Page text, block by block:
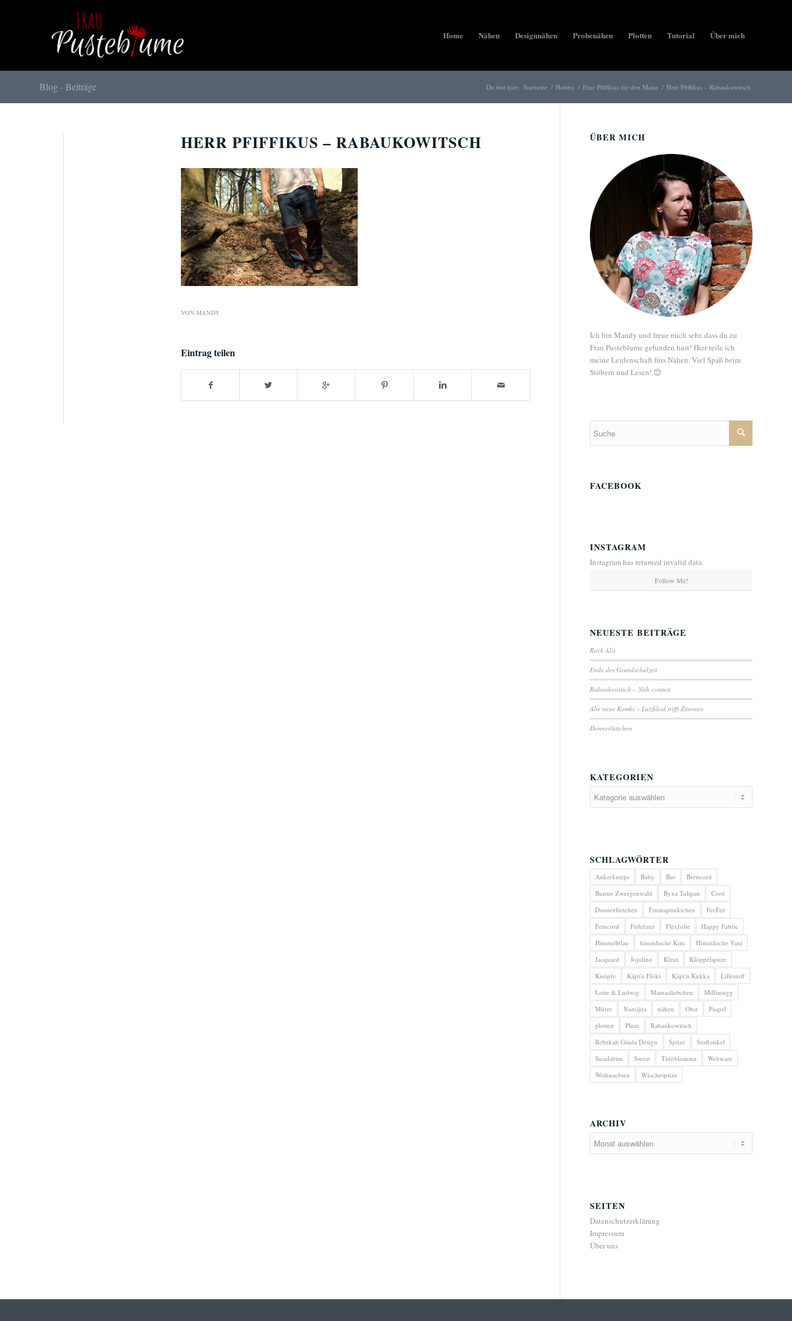
Home Nähen Designnähen Probenähen Plotten Tutorial Über mich
Blog - Beiträge Du bist hier: Startseite / Hobby / Eine Pfiffikus für den Mann / Herr Pfiffikus – Rabaukowitsch
HERR PFIFFIKUS – RABAUKOWITSCH
VON MANDY
Eintrag teilen
ÜBER MICH
Ich bin Mandy und freue mich sehr, dass du zu
Frau Pusteblume gefunden hast! Hier teile ich
meine Leidenschaft fürs Nähen. Viel Spaß beim
Stöbern und Lesen! 😊
FACEBOOK
INSTAGRAM
Instagram has returned invalid data.
Follow Me!
NEUESTE BEITRÄGE
Rock Alix
Ende der Grundschulzeit
Rabaukowitsch – Näh-contest
Alte neue Kombi – Latzkleid trifft Zitronen
Donnerlüttchen
KATEGORIEN
SCHLAGWÖRTER
Ankerknirps Baby Bio
Breitcord
Bunter Zwergenwald
Byxa Tulipan
Cord
Donnerlüttchen
Emmapünktchen
FeeFee
Feincord
Firlefanz Flexfolie
Happy Fabric
Himmelblau
himmlische Kim
Himmlische Vani
Jacquard
Jojolino Kleid
Klöppelspitze
Knöpfe
Käpt'n Flóki Käpt'n Kukka
Lillestoff
Lotte & Ludwig
Mamasliebchen
Millimugg
Mütze
Namijda nähen Obst
Paspel
plotten
Plum
Rabaukowitsch
Rebekah Ginda Design
Spitze
Stoffonkel
Susalabim
Sweat Tidöblomma
Webware
Weihnachten
Wäschespitze
ARCHIV
SEITEN
Datenschutzerklärung
Impressum
Über uns